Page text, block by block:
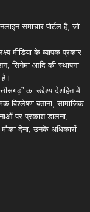
समाचार पोर्टल है, जो
मीडिया के व्यापक प्रकार
सिनेमा आदि की स्थापना
है।
का उद्देश्य देशहित में
विश्लेषण बताना, सामाजिक
पर प्रकाश डालना,
देना, उनके अधिकारों